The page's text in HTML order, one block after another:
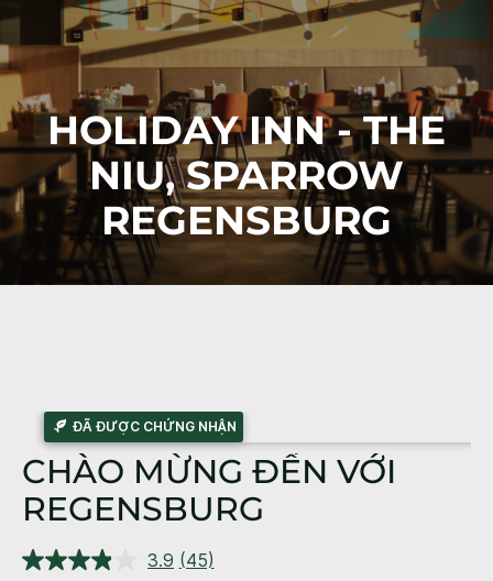
HOLIDAY INN - THE
NIU, SPARROW
REGENSBURG
ĐÃ ĐƯỢC CHỨNG NHẬN
CHÀO MỪNG ĐẾN VỚI
REGENSBURG
3.9 Đọc
(45)